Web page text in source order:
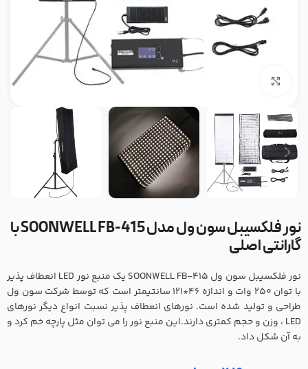
نور فلکسیبل سون ول مدل SOONWELL FB-415 با
گارانتی اصلی
نور فلکسیبل سون ول SOONWELL FB-415 یک منبع نور LED انعطاف پذیر
با توان 250 وات و اندازه 46*121 سانتیمتر است که توسط شرکت سون ول
طراحی و تولید شده است. نورهای انعطاف پذیر نسبت انواع دیگر نورهای
LED ، وزن و حجم کمتری دارند.این منبع نور را می توان مثل پارچه خم کرد و
به آن شکل داد.